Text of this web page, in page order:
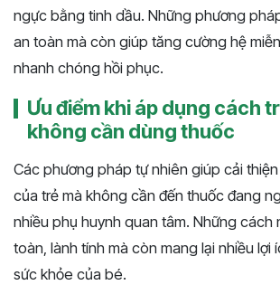
ngực bằng tinh dầu. Những phương
an toàn mà còn giúp tăng cường hệ
nhanh chóng hồi phục.
Ưu điểm khi áp dụng cách
không cần dùng thuốc
Các phương pháp tự nhiên giúp cải
của trẻ mà không cần đến thuốc đang
nhiều phụ huynh quan tâm. Những cách
toàn, lành tính mà còn mang lại nhiều lợi
sức khỏe của bé.